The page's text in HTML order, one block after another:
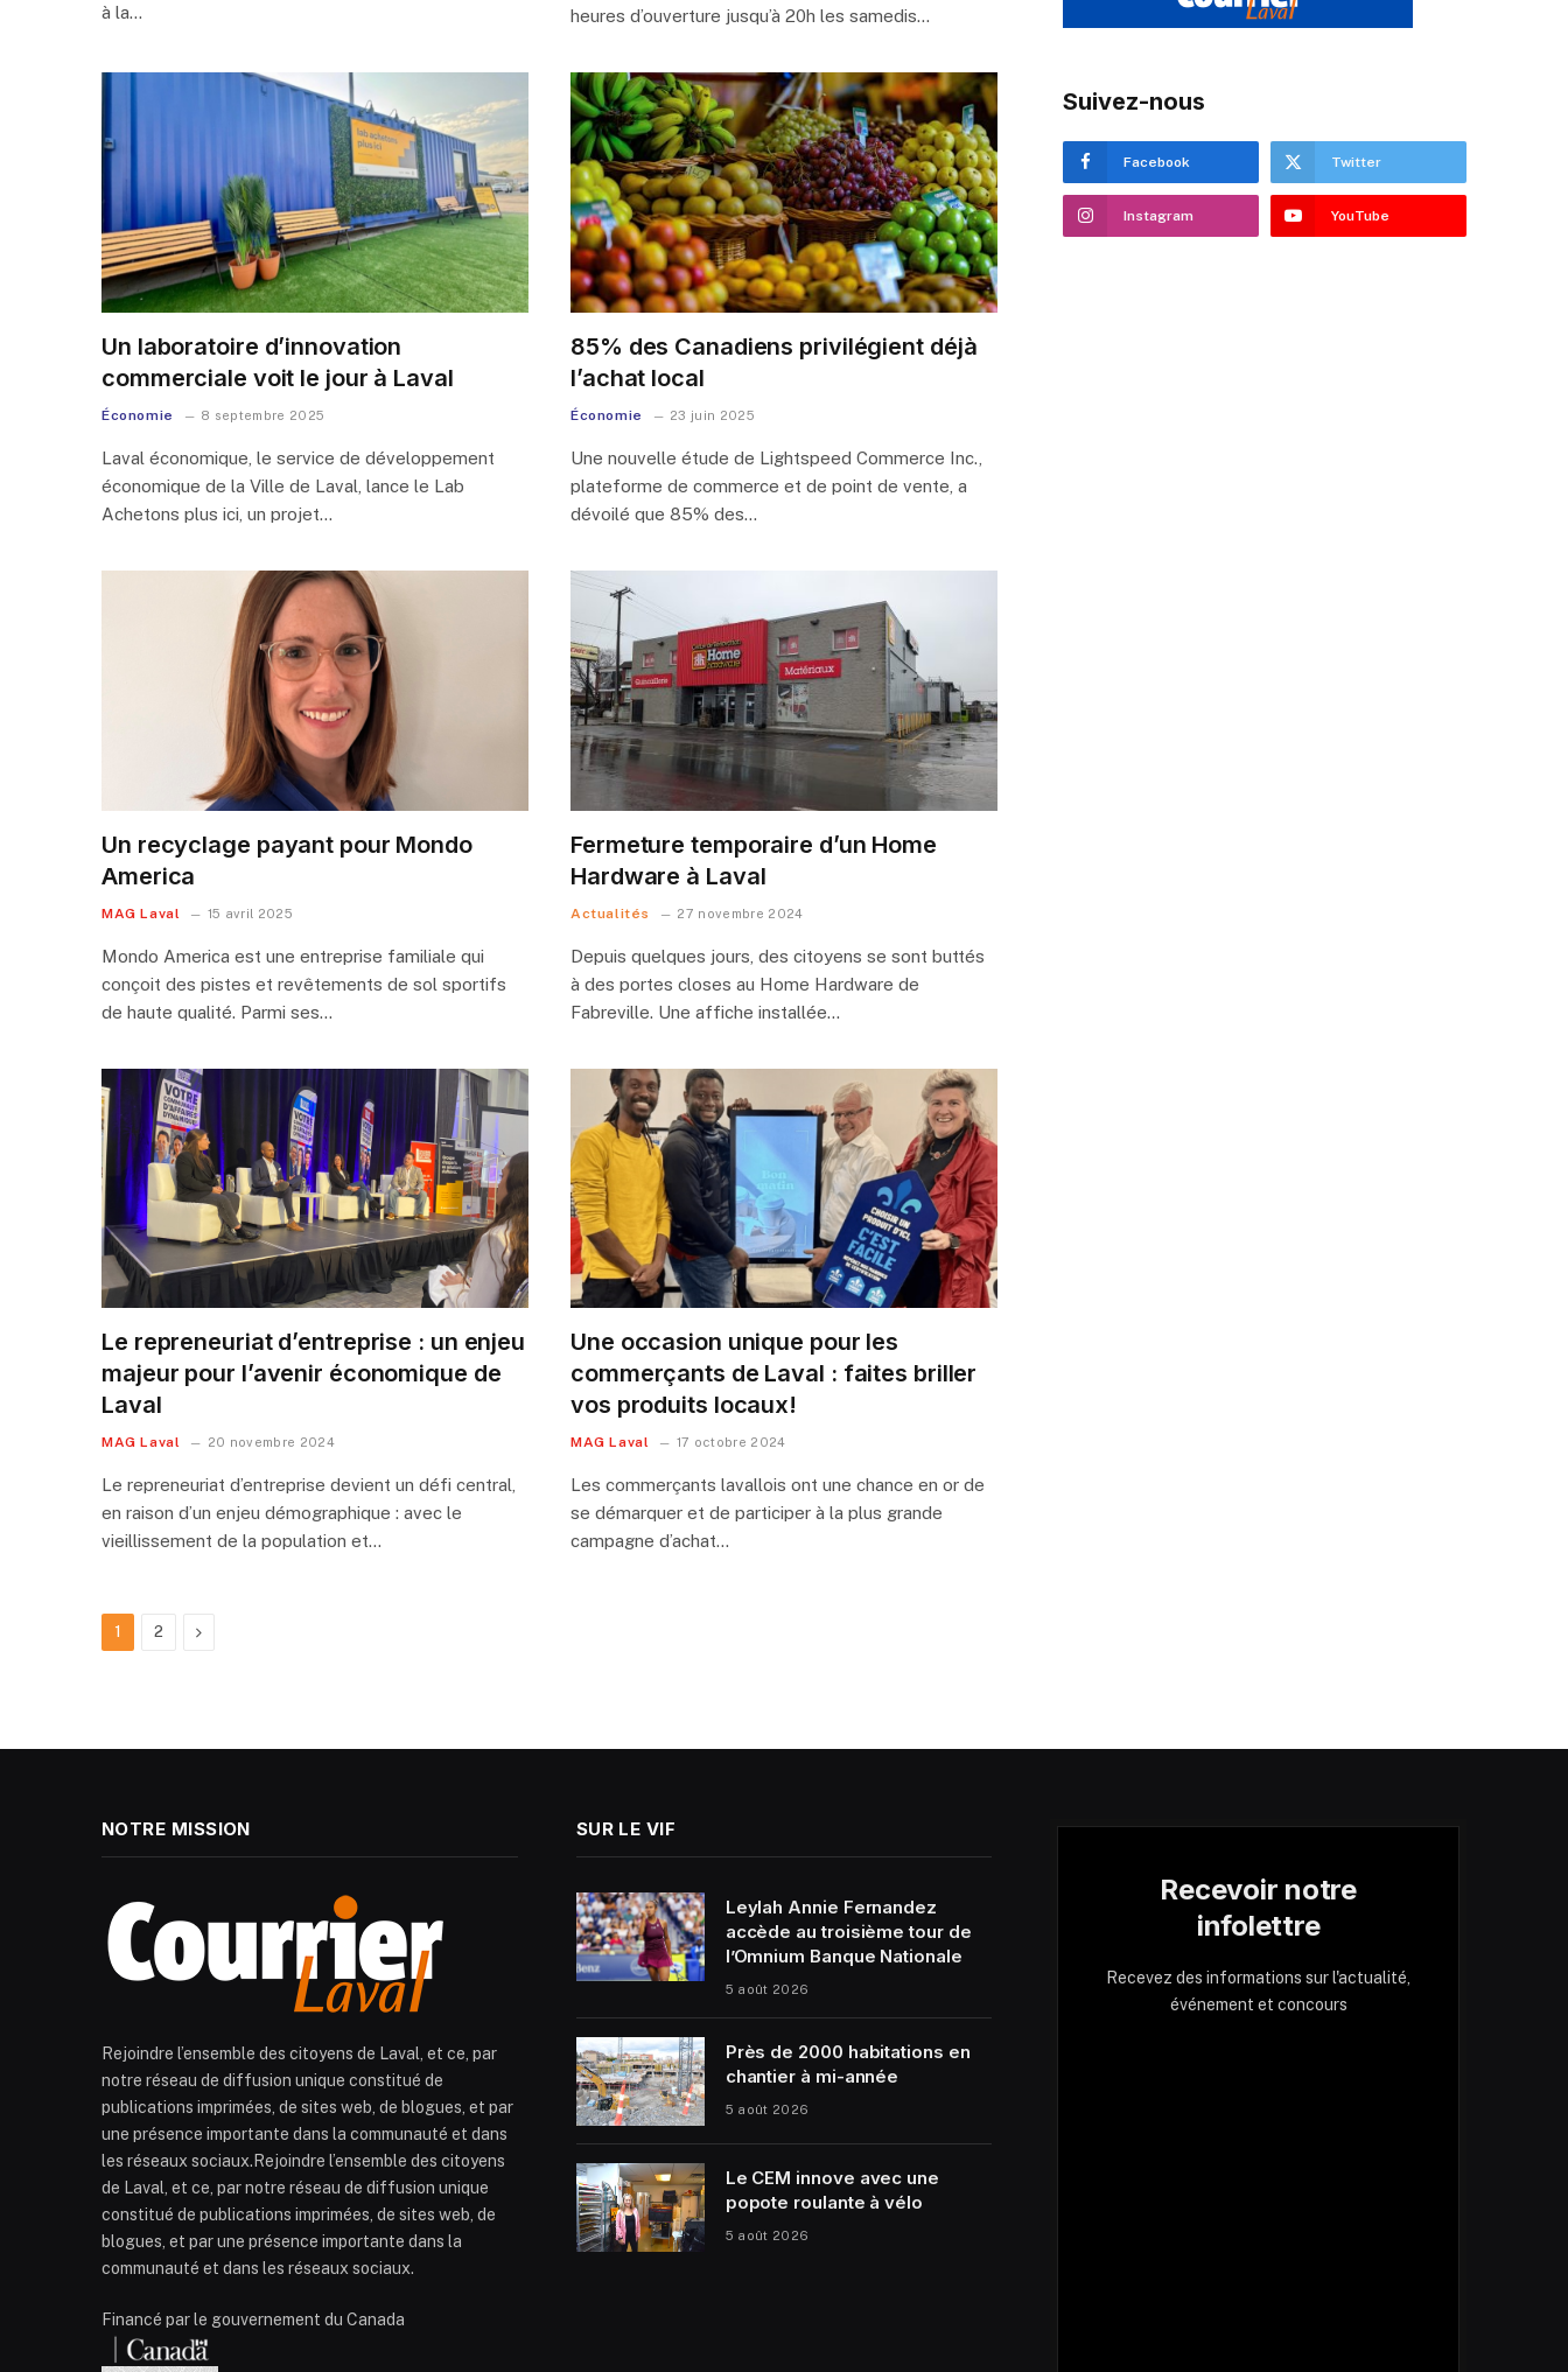
à la…
heures d’ouverture jusqu’à 20h les samedis…
Un laboratoire d’innovation
commerciale voit le jour à Laval
Économie 8 septembre 2025
Laval économique, le service de développement
économique de la Ville de Laval, lance le Lab
Achetons plus ici, un projet…
85% des Canadiens privilégient déjà
l’achat local
Économie 23 juin 2025
Une nouvelle étude de Lightspeed Commerce Inc.,
plateforme de commerce et de point de vente, a
dévoilé que 85% des…
Un recyclage payant pour Mondo
America
MAG Laval 15 avril 2025
Mondo America est une entreprise familiale qui
conçoit des pistes et revêtements de sol sportifs
de haute qualité. Parmi ses…
Fermeture temporaire d’un Home
Hardware à Laval
Actualités 27 novembre 2024
Depuis quelques jours, des citoyens se sont buttés
à des portes closes au Home Hardware de
Fabreville. Une affiche installée…
Le repreneuriat d’entreprise : un enjeu
majeur pour l’avenir économique de
Laval
MAG Laval 20 novembre 2024
Le repreneuriat d’entreprise devient un défi central,
en raison d’un enjeu démographique : avec le
vieillissement de la population et…
Une occasion unique pour les
commerçants de Laval : faites briller
vos produits locaux!
MAG Laval 17 octobre 2024
Les commerçants lavallois ont une chance en or de
se démarquer et de participer à la plus grande
campagne d’achat…
1 2 Next
Suivez-nous
Facebook Twitter
Instagram YouTube
NOTRE MISSION
Rejoindre l’ensemble des citoyens de Laval, et ce, par
notre réseau de diffusion unique constitué de
publications imprimées, de sites web, de blogues, et par
une présence importante dans la communauté et dans
les réseaux sociaux.Rejoindre l’ensemble des citoyens
de Laval, et ce, par notre réseau de diffusion unique
constitué de publications imprimées, de sites web, de
blogues, et par une présence importante dans la
communauté et dans les réseaux sociaux.
Financé par le gouvernement du Canada
SUR LE VIF
Leylah Annie Fernandez
accède au troisième tour de
l’Omnium Banque Nationale
5 août 2026
Près de 2000 habitations en
chantier à mi-année
5 août 2026
Le CEM innove avec une
popote roulante à vélo
5 août 2026
Recevoir notre
infolettre
Recevez des informations sur l'actualité,
événement et concours